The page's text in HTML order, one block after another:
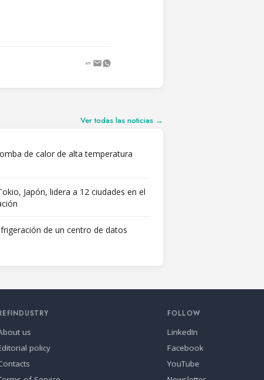
Ver todas las noticias →
de calor de alta temperatura
Japón, lidera a 12 ciudades en el
de un centro de datos
us
policy
FOLLOW
LinkedIn
Facebook
YouTube